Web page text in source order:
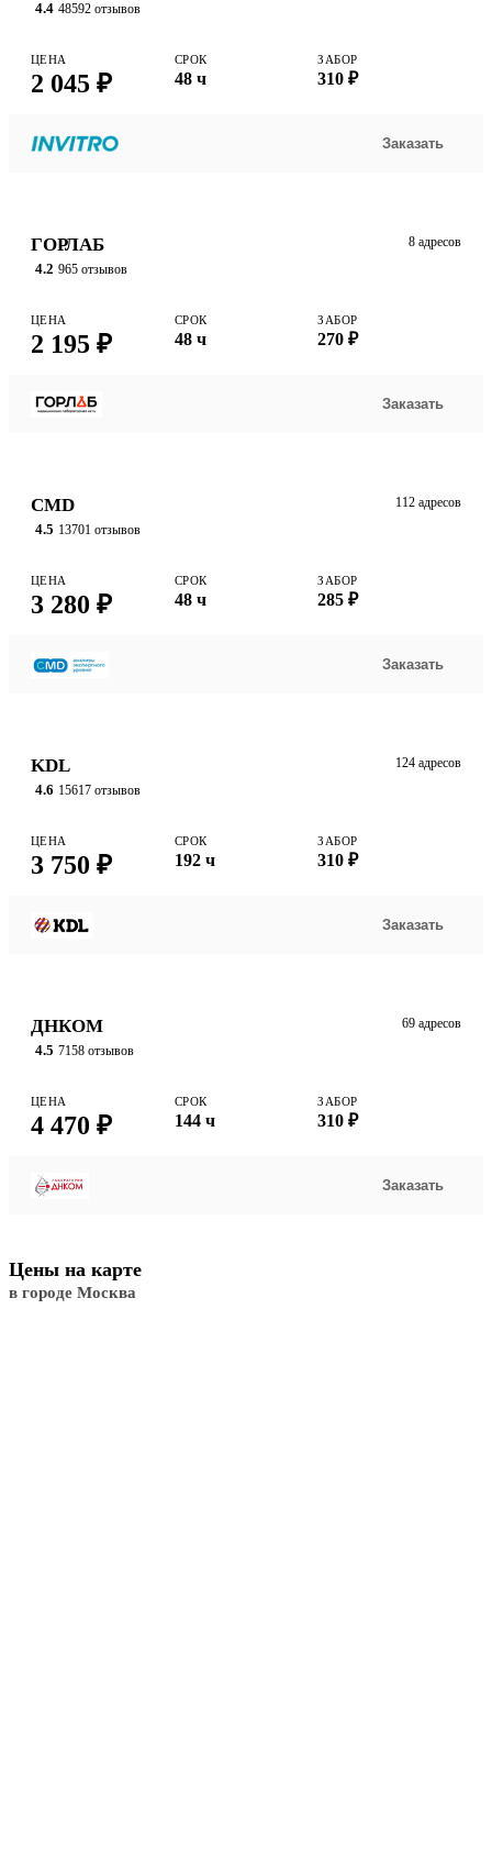
4.4 48592 отзывов
ЦЕНА
2 045 ₽
СРОК
48 ч
ЗАБОР
310 ₽
Заказать
ГОРЛАБ
4.2 965 отзывов
8 адресов
ЦЕНА
2 195 ₽
СРОК
48 ч
ЗАБОР
270 ₽
Заказать
CMD
4.5 13701 отзывов
112 адресов
ЦЕНА
3 280 ₽
СРОК
48 ч
ЗАБОР
285 ₽
Заказать
KDL
4.6 15617 отзывов
124 адресов
ЦЕНА
3 750 ₽
СРОК
192 ч
ЗАБОР
310 ₽
Заказать
ДНКОМ
4.5 7158 отзывов
69 адресов
ЦЕНА
4 470 ₽
СРОК
144 ч
ЗАБОР
310 ₽
Заказать
Цены на карте
в городе Москва